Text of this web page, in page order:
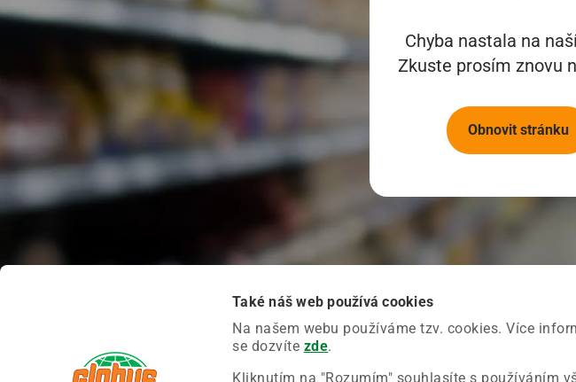
Také náš web používá cookies
Na našem webu používáme tzv. cookies. Více
se dozvíte zde.
Kliknutím na "Rozumím" souhlasíte s používáním
Chyba nastala na
Zkuste prosím znovu
Obnovit stránku